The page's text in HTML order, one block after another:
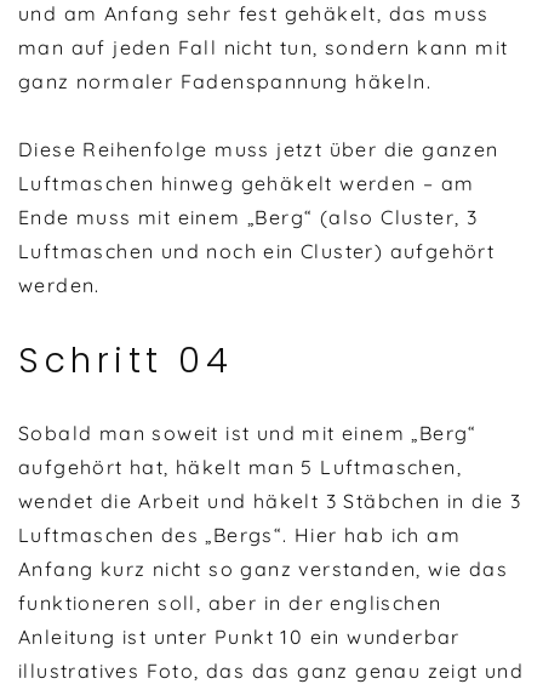
und am Anfang sehr fest gehäkelt, das muss
man auf jeden Fall nicht tun, sondern kann mit
ganz normaler Fadenspannung häkeln.
Diese Reihenfolge muss jetzt über die ganzen
Luftmaschen hinweg gehäkelt werden – am
Ende muss mit einem „Berg“ (also Cluster, 3
Luftmaschen und noch ein Cluster) aufgehört
werden.
Schritt 04
Sobald man soweit ist und mit einem „Berg“
aufgehört hat, häkelt man 5 Luftmaschen,
wendet die Arbeit und häkelt 3 Stäbchen in die 3
Luftmaschen des „Bergs“. Hier hab ich am
Anfang kurz nicht so ganz verstanden, wie das
funktioneren soll, aber in der englischen
Anleitung ist unter Punkt 10 ein wunderbar
illustratives Foto, das das ganz genau zeigt und